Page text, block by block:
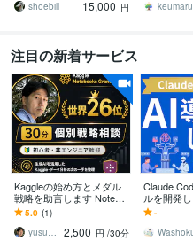
ションを提供
shoebill 15,000 円
アリ。
注目の新着サービス
Kaggleの始め方とメダル
戦略を助言します Notebo
oks世界26位が次の一手を
具体化
5.0 (1)
yusuke_togashi
2,500 円 /30分
Claude
ルを開発
題整理から
導入まで、
します
-